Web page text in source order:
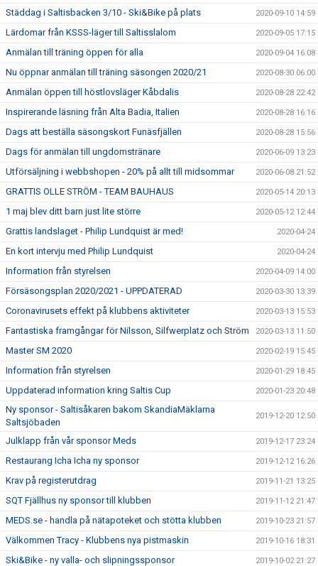
Städdag i Saltisbacken 3/10 - Ski&Bike på plats 2020-09-10 14:59
Lärdomar från KSSS-läger till Saltisslalom 2020-09-05 17:15
Anmälan till träning öppen för alla 2020-09-04 16:08
Nu öppnar anmälan till träning säsongen 2020/21 2020-08-30 06:00
Anmälan öppen till höstlovsläger Kåbdalis 2020-08-28 22:42
Inspirerande läsning från Alta Badia, Italien 2020-08-28 16:16
Dags att beställa säsongskort Funäsfjällen 2020-08-28 15:56
Dags för anmälan till ungdomstränare 2020-06-09 13:23
Utförsäljning i webbshopen - 20% på allt till midsommar 2020-06-08 21:52
GRATTIS OLLE STRÖM - TEAM BAUHAUS 2020-05-14 20:13
1 maj blev ditt barn just lite större 2020-05-12 12:44
Grattis landslaget - Philip Lundquist är med! 2020-04-24
En kort intervju med Philip Lundquist 2020-04-24
Information från styrelsen 2020-04-09 14:00
Försäsongsplan 2020/2021 - UPPDATERAD 2020-03-30 13:39
Coronavirusets effekt på klubbens aktiviteter 2020-03-13 15:53
Fantastiska framgångar för Nilsson, Silfwerplatz och Ström 2020-03-13 11:50
Master SM 2020 2020-02-19 15:45
Information från styrelsen 2020-01-29 18:45
Uppdaterad information kring Saltis Cup 2020-01-23 20:48
Ny sponsor - Saltisåkaren bakom SkandiaMäklarna
Saltsjöbaden
2019-12-20 12:50
Julklapp från vår sponsor Meds 2019-12-17 23:24
Restaurang Icha Icha ny sponsor 2019-12-12 16:26
Krav på registerutdrag 2019-11-21 13:25
SQT Fjällhus ny sponsor till klubben 2019-11-12 21:47
MEDS.se - handla på nätapoteket och stötta klubben 2019-10-23 21:57
Välkommen Tracy - Klubbens nya pistmaskin 2019-10-16 18:31
Ski&Bike - ny valla- och slipningssponsor 2019-10-02 21:27